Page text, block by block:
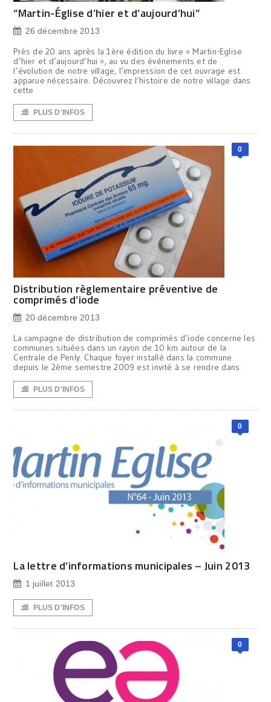
“Martin-Église d’hier et d’aujourd’hui”
26 décembre 2013
Près de 20 ans après la 1ère édition du livre « Martin-Eglise
d’hier et d’aujourd’hui », au vu des événements et de
l’évolution de notre village, l’impression de cet ouvrage est
apparue nécessaire. Découvrez l’histoire de notre village dans
cette
PLUS D'INFOS
0
Distribution règlementaire préventive de
comprimés d’iode
20 décembre 2013
La campagne de distribution de comprimés d’iode concerne les
communes situées dans un rayon de 10 km autour de la
Centrale de Penly. Chaque foyer installé dans la commune
depuis le 2ème semestre 2009 est invité à se rendre dans
PLUS D'INFOS
0
La lettre d’informations municipales – Juin 2013
1 juillet 2013
PLUS D'INFOS
0